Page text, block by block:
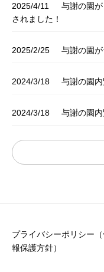
2025/4/11
与謝の園
されました！
2025/2/25 与謝の園
2024/3/18 与謝の園
2024/3/18 与謝の園
プライバシーポリシー
報保護方針）